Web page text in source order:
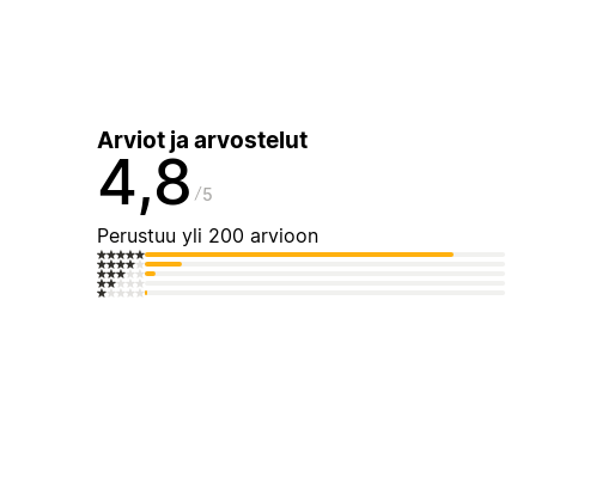
Arviot ja arvostelut
4,8 5
Perustuu yli 200 arvioon